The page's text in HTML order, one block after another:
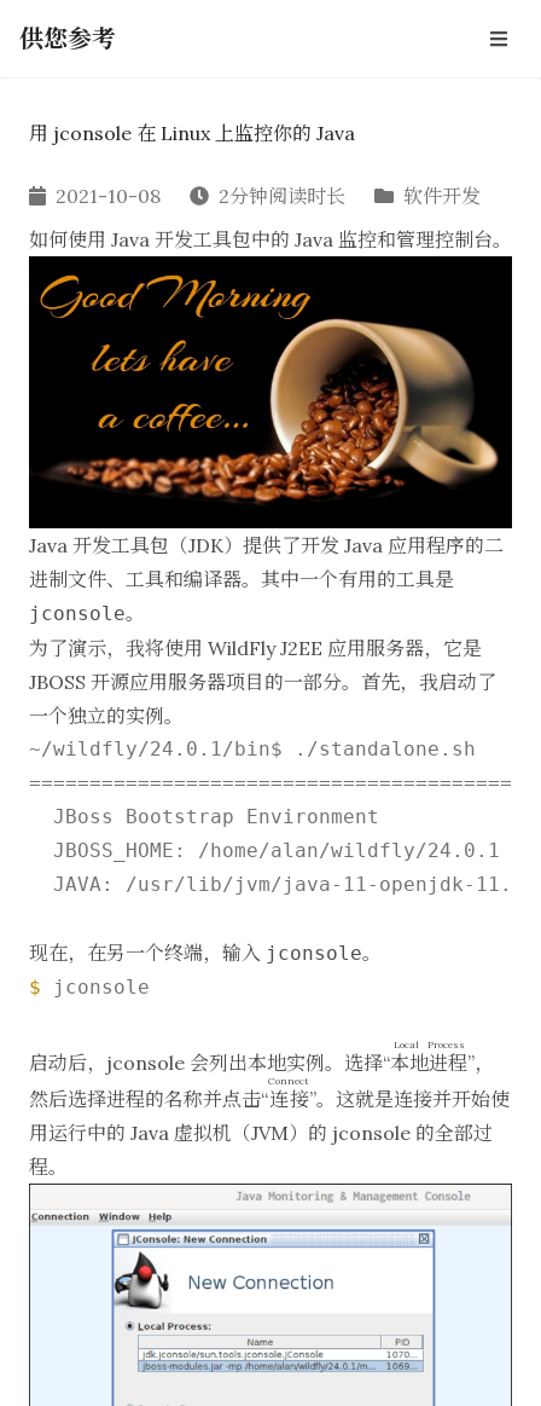
供您参考
用 jconsole 在 Linux 上监控你的 Java
2021-10-08 2分钟阅读时长
软件开发
如何使用 Java 开发工具包中的 Java 监控和管理控制台。
Java 开发工具包（JDK）提供了开发 Java 应用程序的二
进制文件、工具和编译器。其中一个有用的工具是
jconsole。
为了演示，我将使用 WildFly J2EE 应用服务器，它是
JBOSS 开源应用服务器项目的一部分。首先，我启动了
一个独立的实例。
~/wildfly/24.0.1/bin$ ./standalone.sh
  JBoss Bootstrap Environment
  JBOSS_HOME: /home/alan/wildfly/24.0.1
JAVA: /usr/lib/jvm/java-11-openjdk-
现在，在另一个终端，输入 jconsole。
$ jconsole
启动后，jconsole 会列出本地实例。选择“本地进程
Local Process
”，
然后选择进程的名称并点击“连接
Connect
”。这就是连接并开始使
用运行中的 Java 虚拟机（JVM）的 jconsole 的全部过
程。